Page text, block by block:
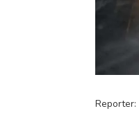
Reporter: